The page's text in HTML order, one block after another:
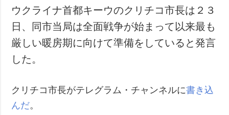
社会・文化
スポーツ
犯罪
特集
インタビュー
購読
ウクライナ首都キーウのクリチコ市長は２３
日、同市当局は全面戦争が始まって以来最も
厳しい暖房期に向けて準備をしていると発言
した。
クリチコ市長がテレグラム・チャンネルに書き込
んだ。